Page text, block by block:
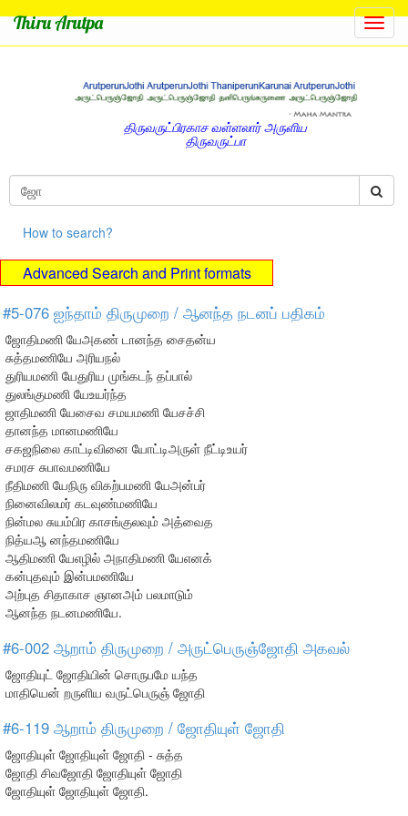
Thiru Arutpa
திருவருட்பிரகாச வள்ளலார் அருளிய
திருவருட்பா
How to search?
Advanced Search and Print formats
#5-076 ஐந்தாம் திருமுறை / ஆனந்த நடனப் பதிகம்
ஜோதிமணி யேஅகண் டானந்த சைதன்ய
சுத்தமணியே அரியநல்
துரியமணி யேதுரிய முங்கடந் தப்பால்
துலங்குமணி யேஉயர்ந்த
ஜாதிமணி யேசைவ சமயமணி யேசச்சி
தானந்த மானமணியே
சகஜநிலை காட்டிவினை யோட்டிஅருள் நீட்டிஉயர்
சமரச சுபாவமணியே
நீதிமணி யேநிரு விகற்பமணி யேஅன்பர்
நினைவிலமர் கடவுண்மணியே
நின்மல சுயம்பிர காசங்குலவும் அத்வைத
நித்யஆ னந்தமணியே
ஆதிமணி யேஎழில் அநாதிமணி யேஎனக்
கன்புதவும் இன்பமணியே
அற்புத சிதாகாச ஞானஅம் பலமாடும்
ஆனந்த நடனமணியே.
#6-002 ஆறாம் திருமுறை / அருட்பெருஞ்ஜோதி அகவல்
ஜோதியுட் ஜோதியின் சொருபமே யந்த
மாதியென் றருளிய வருட்பெருஞ் ஜோதி
#6-119 ஆறாம் திருமுறை / ஜோதியுள் ஜோதி
ஜோதியுள் ஜோதியுள் ஜோதி - சுத்த
ஜோதி சிவஜோதி ஜோதியுள் ஜோதி
ஜோதியுள் ஜோதியுள் ஜோதி.